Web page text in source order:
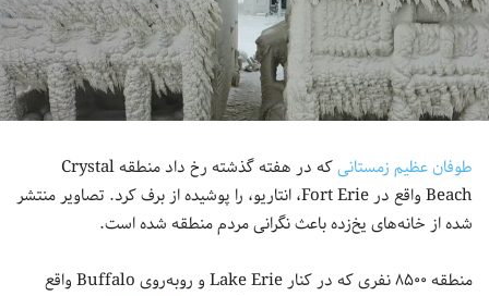
طوفان عظیم زمستانی
که در هفته گذشته رخ داد منطقه Crystal
Beach واقع در Fort Erie، انتاریو، را پوشیده از برف کرد. تصاویر منتشر
شده از خانه‌های یخ‌زده باعث نگرانی مردم منطقه شده است.
منطقه ۸۵۰۰ نفری که در کنار Lake Erie و روبه‌روی Buffalo واقع